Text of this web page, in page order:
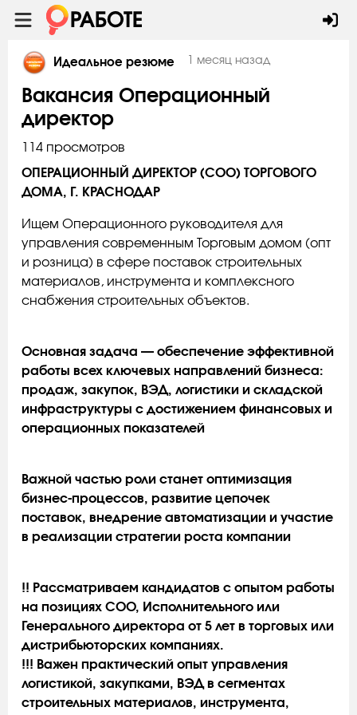
Идеальное резюме 1 месяц назад
Вакансия Операционный
директор
114 просмотров
ОПЕРАЦИОННЫЙ ДИРЕКТОР (COO) ТОРГОВОГО
ДОМА, Г. КРАСНОДАР
Ищем Операционного руководителя для
управления современным Торговым домом (опт
и розница) в сфере поставок строительных
материалов, инструмента и комплексного
снабжения строительных объектов.
Основная задача — обеспечение эффективной
работы всех ключевых направлений бизнеса:
продаж, закупок, ВЭД, логистики и складской
инфраструктуры с достижением финансовых и
операционных показателей
Важной частью роли станет оптимизация
бизнес-процессов, развитие цепочек
поставок, внедрение автоматизации и участие
в реализации стратегии роста компании
!! Рассматриваем кандидатов с опытом работы
на позициях COO, Исполнительного или
Генерального директора от 5 лет в торговых или
дистрибьюторских компаниях.
!!! Важен практический опыт управления
логистикой, закупками, ВЭД в сегментах
строительных материалов, инструмента,